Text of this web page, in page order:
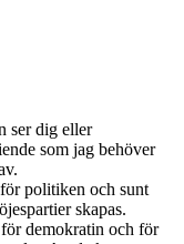
ser dig eller
som jag behöver
politiken och sunt
skapas.
demokratin och för